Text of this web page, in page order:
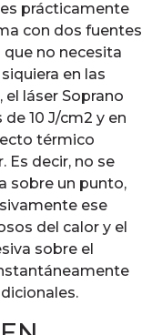
prácticamente
con dos fuentes
no necesita
en las
láser Soprano
10 J/cm2 y en
térmico
Es decir, no se
sobre un punto,
ese
del calor y el
sobre el